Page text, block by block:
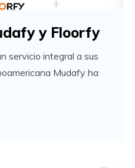
y Floorfy
servicio integral a sus
Mudafy ha